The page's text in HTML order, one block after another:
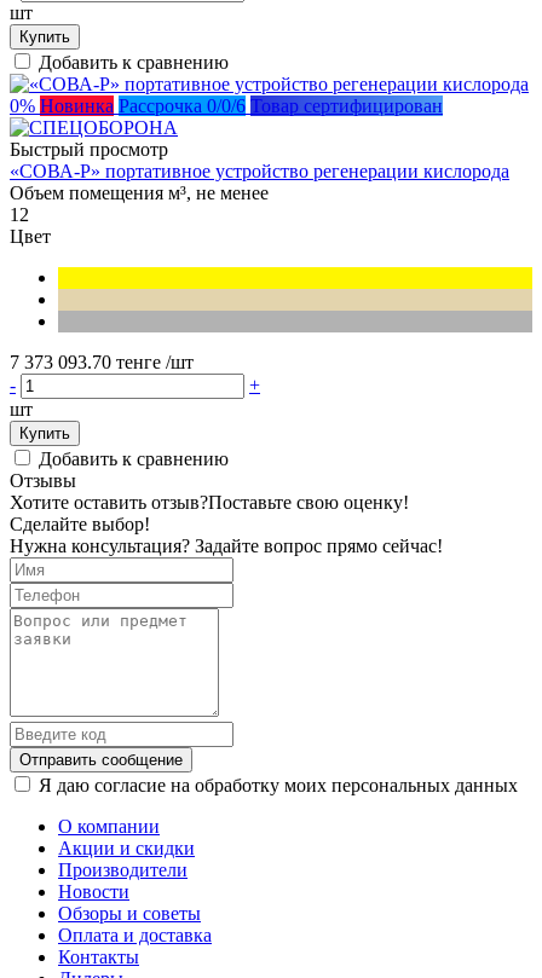
шт
Купить
Добавить к сравнению
0% Новинка Рассрочка 0/0/6 Товар сертифицирован
Быстрый просмотр
«СОВА-Р» портативное устройство регенерации кислорода
Объем помещения м³, не менее
12
Цвет
7 373 093.70 тенге /шт
-
+
шт
Купить
Добавить к сравнению
Отзывы
Хотите оставить отзыв?Поставьте свою оценку!
Сделайте выбор!
Нужна консультация? Задайте вопрос прямо сейчас!
Отправить сообщение
Я даю согласие на обработку моих персональных данных
О компании
Акции и скидки
Производители
Новости
Обзоры и советы
Оплата и доставка
Контакты